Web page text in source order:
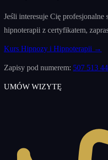
Jeśli interesuje Cię
hipnoterapii z certyfikatem,
Kurs Hipnozy i Hipnoterapii →
Zapisy pod numerem: 507 513
UMÓW WIZYTĘ